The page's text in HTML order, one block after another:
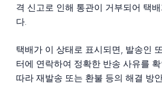
격 신고로 인해 통관이 거부되어 택
다.
택배가 이 상태로 표시되면, 발송인
터에 연락하여 정확한 반송 사유를
따라 재발송 또는 환불 등의 해결 방